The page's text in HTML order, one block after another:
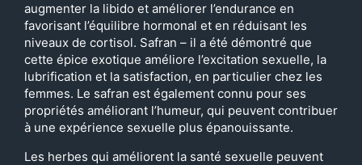
augmenter la libido et améliorer l’endurance en
favorisant l’équilibre hormonal et en réduisant les
niveaux de cortisol. Safran – il a été démontré que
cette épice exotique améliore l’excitation sexuelle, la
lubrification et la satisfaction, en particulier chez les
femmes. Le safran est également connu pour ses
propriétés améliorant l’humeur, qui peuvent contribuer
à une expérience sexuelle plus épanouissante.
Les herbes qui améliorent la santé sexuelle peuvent